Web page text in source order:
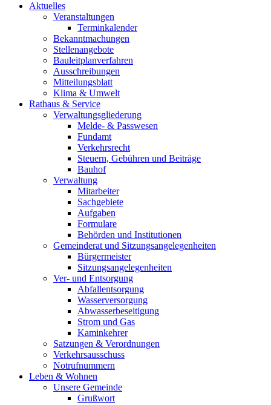
Aktuelles
Veranstaltungen
Terminkalender
Bekanntmachungen
Stellenangebote
Bauleitplanverfahren
Ausschreibungen
Mitteilungsblatt
Klima & Umwelt
Rathaus & Service
Verwaltungsgliederung
Melde- & Passwesen
Fundamt
Verkehrsrecht
Steuern, Gebühren und Beiträge
Bauhof
Verwaltung
Mitarbeiter
Sachgebiete
Aufgaben
Formulare
Behörden und Institutionen
Gemeinderat und Sitzungsangelegenheiten
Bürgermeister
Sitzungsangelegenheiten
Ver- und Entsorgung
Abfallentsorgung
Wasserversorgung
Abwasserbeseitigung
Strom und Gas
Kaminkehrer
Satzungen & Verordnungen
Verkehrsausschuss
Notrufnummern
Leben & Wohnen
Unsere Gemeinde
Grußwort